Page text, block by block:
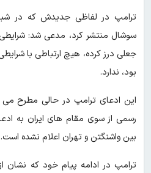
ترامپ در لفاظی جدیدش که در
سوشال منتشر کرد،‌ مدعی شد: شرایطی
جعلی درز کرده، هیچ ارتباطی با
بود، ندارد.
این ادعای ترامپ در حالی مطرح
رسمی از سوی مقام های ایران به
بین واشنگتن و تهران اعلام نشده است.
ترامپ در ادامه پیام خود که نشان